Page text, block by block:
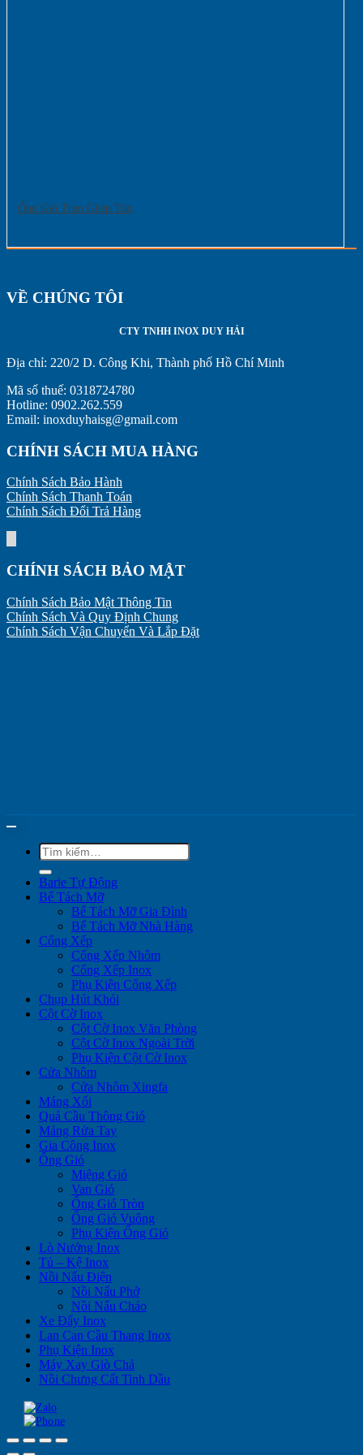
Ống Gió Tròn Ghép Tán
VỀ CHÚNG TÔI
CTY TNHH INOX DUY HẢI
Địa chỉ: 220/2 D. Công Khi, Thành phố Hồ Chí Minh
Mã số thuế: 0318724780
Hotline: 0902.262.559
Email: inoxduyhaisg@gmail.com
CHÍNH SÁCH MUA HÀNG
Chính Sách Bảo Hành
Chính Sách Thanh Toán
Chính Sách Đổi Trả Hàng
CHÍNH SÁCH BẢO MẬT
Chính Sách Bảo Mật Thông Tin
Chính Sách Và Quy Định Chung
Chính Sách Vận Chuyển Và Lắp Đặt
Tìm
kiếm:
Barie Tự Động
Bể Tách Mỡ
Bể Tách Mỡ Gia Đình
Bể Tách Mỡ Nhà Hàng
Cổng Xếp
Cổng Xếp Nhôm
Cổng Xếp Inox
Phụ Kiện Cổng Xếp
Chụp Hút Khói
Cột Cờ Inox
Cột Cờ Inox Văn Phòng
Cột Cờ Inox Ngoài Trời
Phụ Kiện Cột Cờ Inox
Cửa Nhôm
Cửa Nhôm Xingfa
Máng Xối
Quả Cầu Thông Gió
Máng Rửa Tay
Gia Công Inox
Ống Gió
Miệng Gió
Van Gió
Ống Gió Tròn
Ống Gió Vuông
Phụ Kiện Ống Gió
Lò Nướng Inox
Tủ – Kệ Inox
Nồi Nấu Điện
Nồi Nấu Phở
Nồi Nấu Cháo
Xe Đẩy Inox
Lan Can Cầu Thang Inox
Phụ Kiện Inox
Máy Xay Giò Chả
Nồi Chưng Cất Tinh Dầu